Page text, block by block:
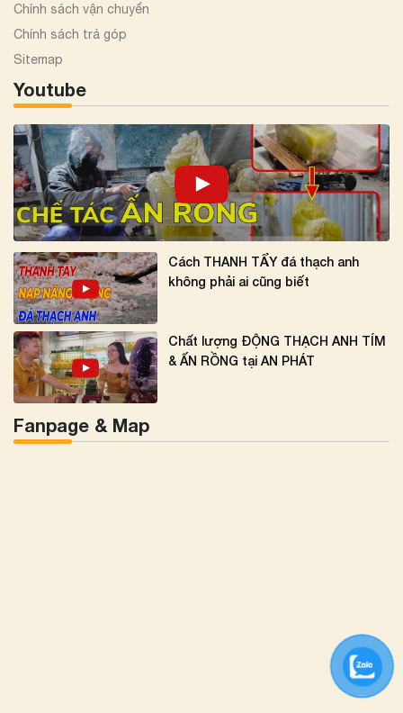
Chính sách vận chuyển
Chính sách trả góp
Sitemap
Youtube
Cách THANH TẨY đá thạch anh
không phải ai cũng biết
Chất lượng ĐỘNG THẠCH ANH TÍM
& ẤN RỒNG tại AN PHÁT
Fanpage & Map